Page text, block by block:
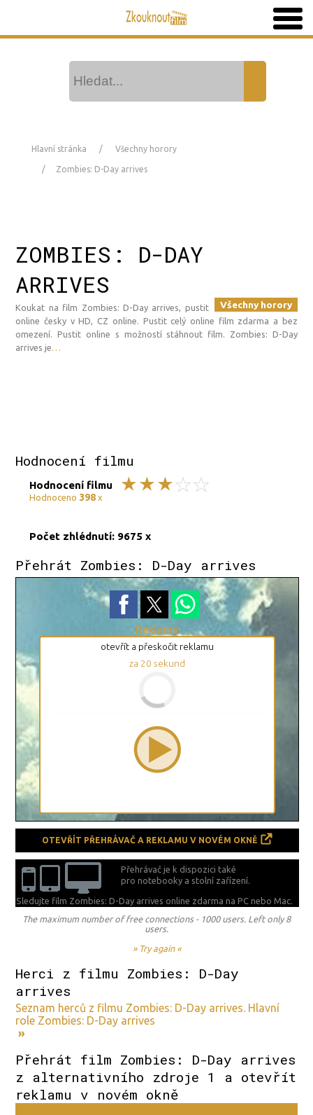
Hlavní stránka Všechny horory
Zombies: D-Day arrives
ZOMBIES: D-DAY
ARRIVES
Všechny horory
Koukat na film Zombies: D-Day arrives, pustit
online česky v HD, CZ online. Pustit celý online film zdarma a bez
omezení. Pustit online s možností stáhnout film. Zombies: D-Day
arrives je
Hodnocení filmu
Hodnocení filmu
Hodnoceno 398x
Počet zhlédnutí: 9675 x
Přehrát Zombies: D-Day arrives
Reklama
otevřít a přeskočit reklamu
za 20 sekund
OTEVŘÍT PŘEHRÁVAČ A REKLAMU V NOVÉM OKNĚ
Přehrávač je k dispozici také
pro notebooky a stolní zařízení.
Sledujte film Zombies: D-Day arrives online zdarma naPC nebo Mac.
The maximum number of free connections - 1000 users. Left only 8
users.
» Try again «
Herci z filmu Zombies: D-Day
arrives
Seznam herců z filmu Zombies: D-Day arrives. Hlavní
role Zombies: D-Day arrives
»
Přehrát film Zombies: D-Day arrives
z alternativního zdroje 1 a otevřít
reklamu v novém okně